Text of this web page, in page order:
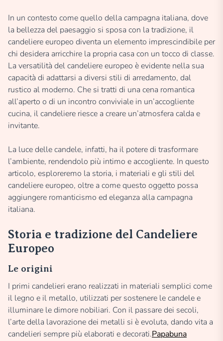
In un contesto come quello della campagna italiana, dove
la bellezza del paesaggio si sposa con la tradizione, il
candeliere europeo diventa un elemento imprescindibile per
chi desidera arricchire la propria casa con un tocco di classe.
La versatilità del candeliere europeo è evidente nella sua
capacità di adattarsi a diversi stili di arredamento, dal
rustico al moderno. Che si tratti di una cena romantica
all’aperto o di un incontro conviviale in un’accogliente
cucina, il candeliere riesce a creare un’atmosfera calda e
invitante.
La luce delle candele, infatti, ha il potere di trasformare
l’ambiente, rendendolo più intimo e accogliente. In questo
articolo, esploreremo la storia, i materiali e gli stili del
candeliere europeo, oltre a come questo oggetto possa
aggiungere romanticismo ed eleganza alla campagna
italiana.
Storia e tradizione del Candeliere
Europeo
Le origini
I primi candelieri erano realizzati in materiali semplici come
il legno e il metallo, utilizzati per sostenere le candele e
illuminare le dimore nobiliari. Con il passare dei secoli,
l’arte della lavorazione dei metalli si è evoluta, dando vita a
candelieri sempre più elaborati e decorati.Papabuna